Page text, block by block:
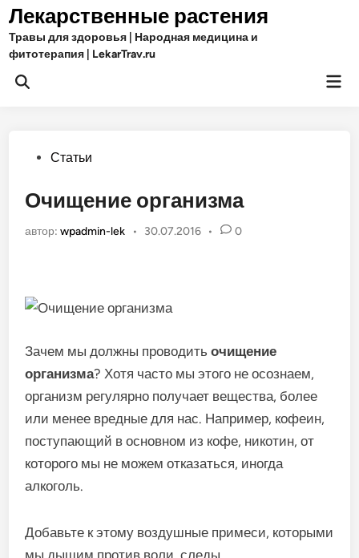
Перейти
содержимому
Лекарственные растения
Травы для здоровья | Народная медицина и
фитотерапия | LekarTrav.ru
Открыть
Опубликовано
Статьи
Очищение организма
автор:wpadmin-lek • 30.07.2016 • 0
Зачем мы должны проводитьочищение
организма? Хотя часто мы этого не осознаем,
организм регулярно получает вещества, более
или менее вредные для нас. Например, кофеин,
поступающий в основном из кофе, никотин, от
которого мы не можем отказаться, иногда
алкоголь.
Добавьте к этому воздушные примеси, которыми
мы дышим против воли, следы